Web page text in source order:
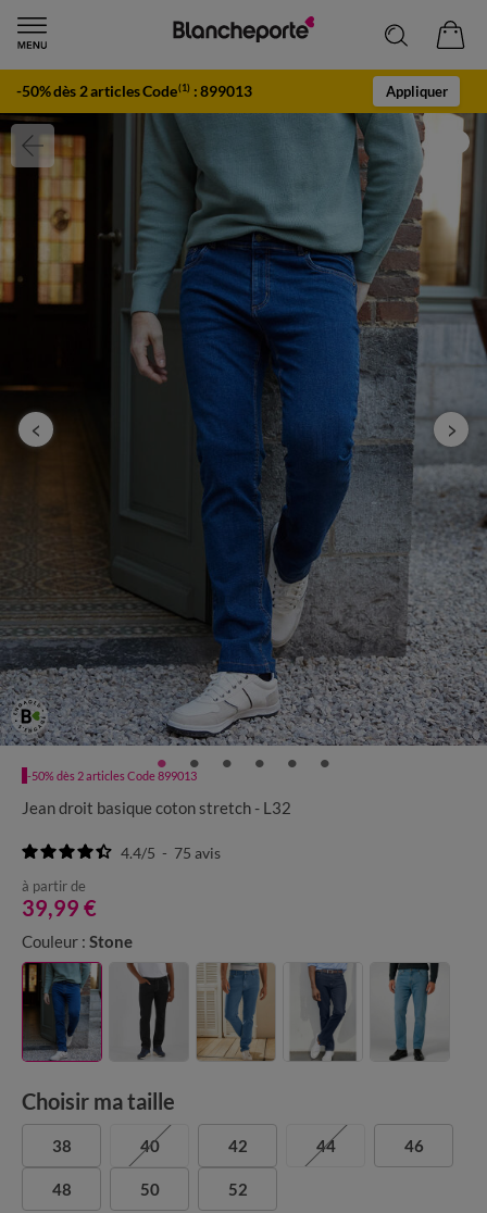
-50% dès 2 articles Code(1) :899013 Appliquer
-50% dès 2 articles Code 899013
Jean droit basique coton stretch - L32
4.4/5 - 75 avis
à partir de
39,99 €
Couleur : Stone
Choisir ma taille
38 40 42 44 46
48 50 52